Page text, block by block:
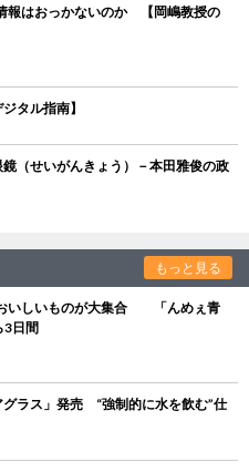
報はおっかないのか 【岡嶋教授の
タル指南】
（せいがんきょう）－本田雅俊の政
もっと見る
いしいものが大集合 「んめぇ青
3日間
ラス」発売 “強制的に水を飲む”仕